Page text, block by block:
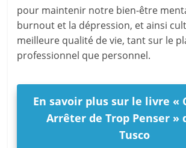
pour maintenir notre bien-être
burnout et la dépression, et ainsi
meilleure qualité de vie, tant sur le
professionnel que personnel.
En savoir plus sur le livre «
Arrêter de Trop Penser »
Tusco